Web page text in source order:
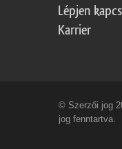
Lépjen
Karrier
© Szerzői jog
jog fenntartva.